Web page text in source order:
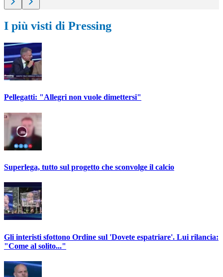
I più visti di Pressing
Pellegatti: "Allegri non vuole dimettersi"
Superlega, tutto sul progetto che sconvolge il calcio
Gli interisti sfottono Ordine sul 'Dovete espatriare'. Lui rilancia:
"Come al solito..."